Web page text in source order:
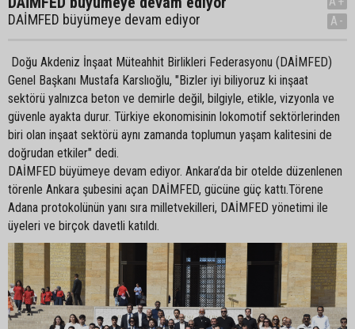
DAİMFED büyümeye devam ediyor
A-
Doğu Akdeniz İnşaat Müteahhit Birlikleri Federasyonu (DAİMFED)
Genel Başkanı Mustafa Karslıoğlu, "Bizler iyi biliyoruz ki inşaat
sektörü yalnızca beton ve demirle değil, bilgiyle, etikle, vizyonla ve
güvenle ayakta durur. Türkiye ekonomisinin lokomotif sektörlerinden
biri olan inşaat sektörü aynı zamanda toplumun yaşam kalitesini de
doğrudan etkiler" dedi.
DAİMFED büyümeye devam ediyor. Ankara’da bir otelde düzenlenen
törenle Ankara şubesini açan DAİMFED, gücüne güç kattı.Törene
Adana protokolünün yanı sıra milletvekilleri, DAİMFED yönetimi ile
üyeleri ve birçok davetli katıldı.